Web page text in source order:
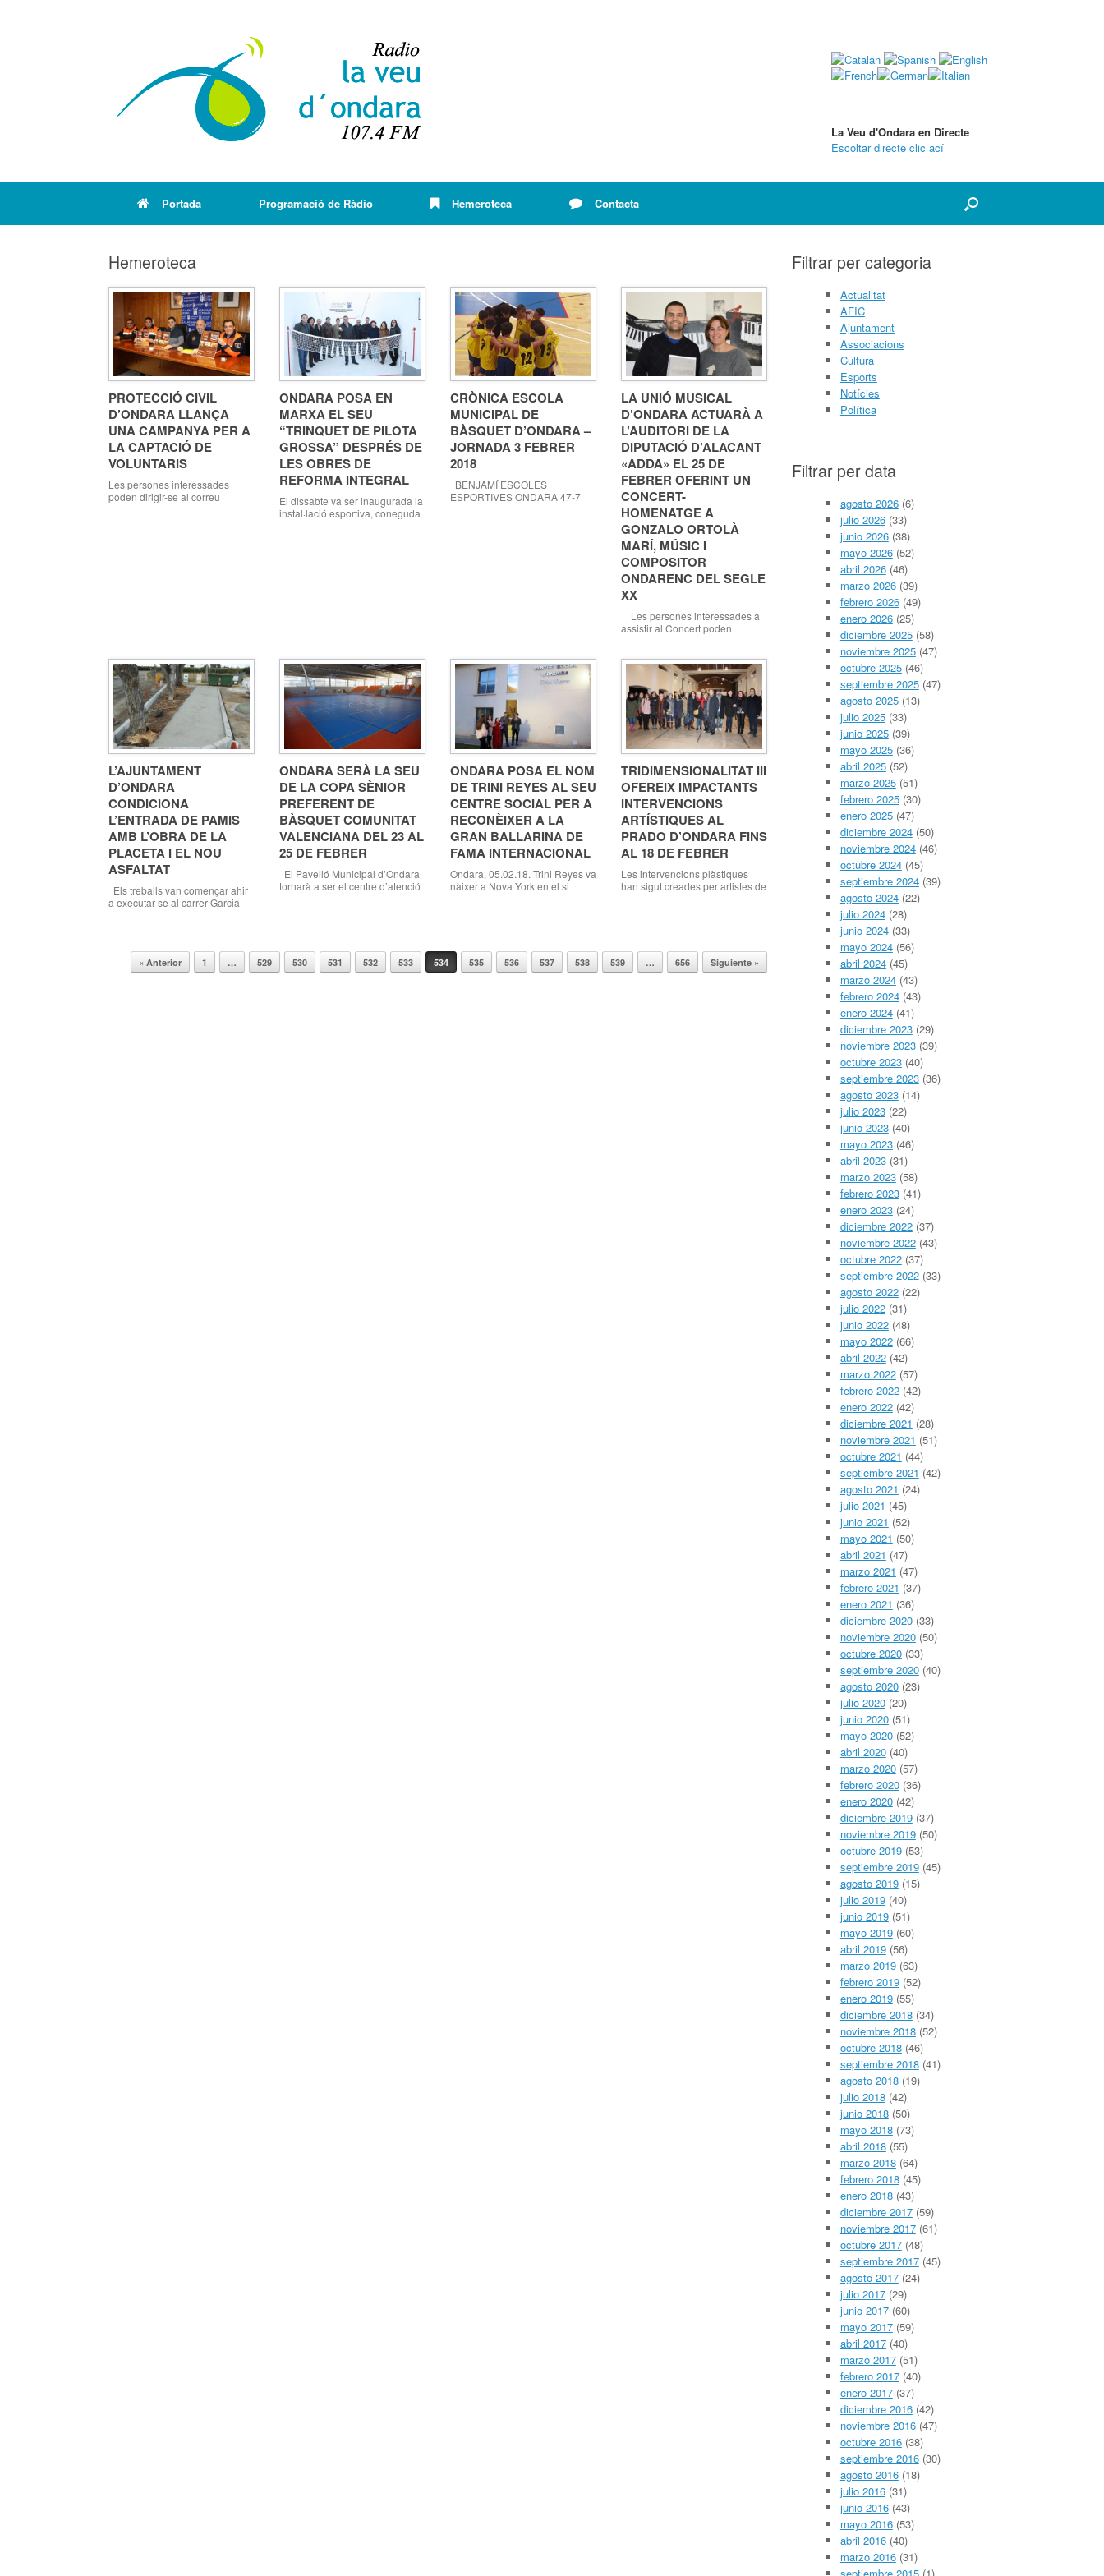
La Veu d'Ondara en Directe
Escoltar directe clic ací
Portada Programació de Ràdio Hemeroteca Contacta
Hemeroteca
PROTECCIÓ CIVIL
D’ONDARA LLANÇA
UNA CAMPANYA PER A
LA CAPTACIÓ DE
VOLUNTARIS
Les persones interessades
poden dirigir-se al correu
ONDARA POSA EN
MARXA EL SEU
“TRINQUET DE PILOTA
GROSSA” DESPRÉS DE
LES OBRES DE
REFORMA INTEGRAL
El dissabte va ser inaugurada la
instal·lació esportiva, coneguda
CRÒNICA ESCOLA
MUNICIPAL DE
BÀSQUET D’ONDARA –
JORNADA 3 FEBRER
2018
BENJAMÍ ESCOLES
ESPORTIVES ONDARA 47-7
LA UNIÓ MUSICAL
D’ONDARA ACTUARÀ A
L’AUDITORI DE LA
DIPUTACIÓ D’ALACANT
«ADDA» EL 25 DE
FEBRER OFERINT UN
CONCERT-
HOMENATGE A
GONZALO ORTOLÀ
MARÍ, MÚSIC I
COMPOSITOR
ONDARENC DEL SEGLE
XX
Les persones interessades a
assistir al Concert poden
de Cultura Ondara, 07.02.18. La
Unió Musical d’Ondara oferirà
un Concert-homenatge a
Gonzalo Ortolà Marí, músic i
compositor ondarenc del segle
XX, el diumenge 25 de febrer a
les 12 hores. Per primera […]
L’AJUNTAMENT
D’ONDARA
CONDICIONA
L’ENTRADA DE PAMIS
AMB L’OBRA DE LA
PLACETA I EL NOU
ASFALTAT
Els treballs van començar ahir
a executar-se al carrer Garcia
que dirigeix Pere Picornell, està
realitzant obres de millora a
l’entrada de Pamis. En concret,
ONDARA SERÀ LA SEU
DE LA COPA SÈNIOR
PREFERENT DE
BÀSQUET COMUNITAT
VALENCIANA DEL 23 AL
25 DE FEBRER
El Pavelló Municipal d’Ondara
tornarà a ser el centre d’atenció
dels principals esdeveniments
de la temporada. La Copa
ONDARA POSA EL NOM
DE TRINI REYES AL SEU
CENTRE SOCIAL PER A
RECONÈIXER A LA
GRAN BALLARINA DE
FAMA INTERNACIONAL
Ondara, 05.02.18. Trini Reyes va
nàixer a Nova York en el si
xicoteta, adoptaria després el
nom artístic de Trini Reyes. Va
TRIDIMENSIONALITAT III
OFEREIX IMPACTANTS
INTERVENCIONS
ARTÍSTIQUES AL
PRADO D’ONDARA FINS
AL 18 DE FEBRER
Les intervencions plàstiques
han sigut creades per artistes de
inaugurar al Prado d’Ondara la
interessant exposició d’art
Navegador de artículos
« Anterior 1 … 529 530 531 532 533 534 535 536 537 538 539 … 656 Siguiente »
Filtrar per categoria
Actualitat
AFIC
Ajuntament
Associacions
Cultura
Esports
Notícies
Política
Filtrar per data
agosto 2026(6)
julio 2026(33)
junio 2026(38)
mayo 2026(52)
abril 2026(46)
marzo 2026(39)
febrero 2026(49)
enero 2026(25)
diciembre 2025(58)
noviembre 2025(47)
octubre 2025(46)
septiembre 2025(47)
agosto 2025(13)
julio 2025(33)
junio 2025(39)
mayo 2025(36)
abril 2025(52)
marzo 2025(51)
febrero 2025(30)
enero 2025(47)
diciembre 2024(50)
noviembre 2024(46)
octubre 2024(45)
septiembre 2024(39)
agosto 2024(22)
julio 2024(28)
junio 2024(33)
mayo 2024(56)
abril 2024(45)
marzo 2024(43)
febrero 2024(43)
enero 2024(41)
diciembre 2023(29)
noviembre 2023(39)
octubre 2023(40)
septiembre 2023(36)
agosto 2023(14)
julio 2023(22)
junio 2023(40)
mayo 2023(46)
abril 2023(31)
marzo 2023(58)
febrero 2023(41)
enero 2023(24)
diciembre 2022(37)
noviembre 2022(43)
octubre 2022(37)
septiembre 2022(33)
agosto 2022(22)
julio 2022(31)
junio 2022(48)
mayo 2022(66)
abril 2022(42)
marzo 2022(57)
febrero 2022(42)
enero 2022(42)
diciembre 2021 (28)
noviembre 2021 (51)
octubre 2021 (44)
septiembre 2021 (42)
agosto 2021 (24)
julio 2021 (45)
junio 2021 (52)
mayo 2021 (50)
abril 2021 (47)
marzo 2021 (47)
febrero 2021 (37)
enero 2021 (36)
diciembre 2020(33)
noviembre 2020(50)
octubre 2020(33)
septiembre 2020(40)
agosto 2020(23)
julio 2020(20)
junio 2020(51)
mayo 2020(52)
abril 2020(40)
marzo 2020(57)
febrero 2020(36)
enero 2020(42)
diciembre 2019(37)
noviembre 2019(50)
octubre 2019(53)
septiembre 2019(45)
agosto 2019(15)
julio 2019(40)
junio 2019(51)
mayo 2019(60)
abril 2019(56)
marzo 2019(63)
febrero 2019(52)
enero 2019(55)
diciembre 2018(34)
noviembre 2018(52)
octubre 2018(46)
septiembre 2018(41)
agosto 2018(19)
julio 2018(42)
junio 2018(50)
mayo 2018(73)
abril 2018(55)
marzo 2018(64)
febrero 2018(45)
enero 2018(43)
diciembre 2017(59)
noviembre 2017(61)
octubre 2017(48)
septiembre 2017(45)
agosto 2017(24)
julio 2017(29)
junio 2017(60)
mayo 2017(59)
abril 2017(40)
marzo 2017(51)
febrero 2017(40)
enero 2017(37)
diciembre 2016(42)
noviembre 2016(47)
octubre 2016(38)
septiembre 2016(30)
agosto 2016(18)
julio 2016(31)
junio 2016(43)
mayo 2016(53)
abril 2016(40)
marzo 2016(31)
septiembre 2015(1)